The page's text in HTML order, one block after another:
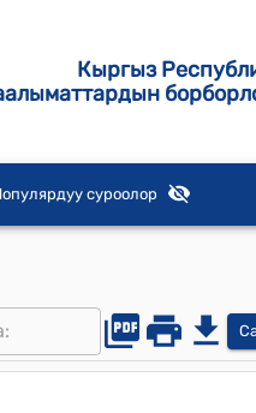
Кыргыз
суроолор